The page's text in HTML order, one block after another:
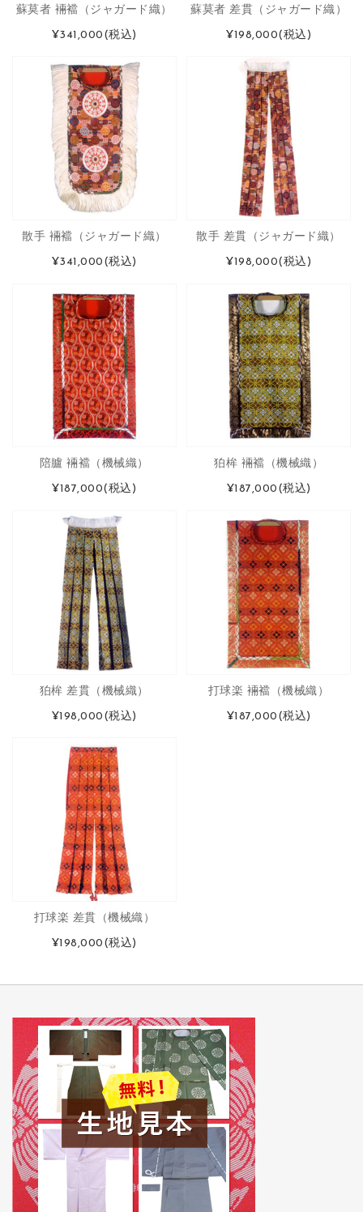
蘇莫者 裲襠（ジャガード織）
¥341,000 (税込)
蘇莫者 差貫（ジャガード織）
¥198,000(税込)
散手 裲襠（ジャガード織）
¥341,000 (税込)
散手 差貫（ジャガード織）
¥198,000(税込)
陪臚 裲襠（機械織）
¥187,000(税込)
狛桙 裲襠（機械織）
¥187,000 (税込)
狛桙 差貫（機械織）
¥198,000 (税込)
打球楽 裲襠（機械織）
¥187,000 (税込)
打球楽 差貫（機械織）
¥198,000 (税込)